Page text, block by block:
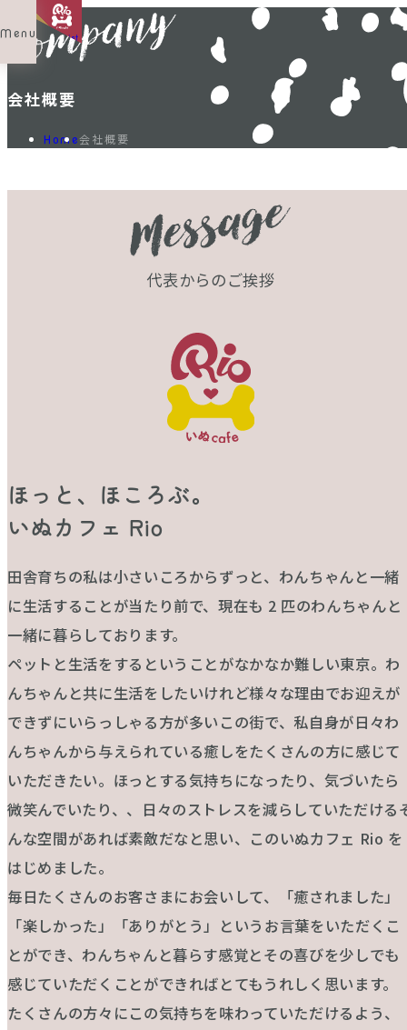
Menu Shop List
会社概要
Home会社概要
代表からのご挨拶
ほっと、ほころぶ。
いぬカフェ Rio
田舎育ちの私は小さいころからずっと、わんちゃんと一緒
に生活することが当たり前で、現在も 2 匹のわんちゃんと
一緒に暮らしております。
ペットと生活をするということがなかなか難しい東京。わ
んちゃんと共に生活をしたいけれど様々な理由でお迎えが
できずにいらっしゃる方が多いこの街で、私自身が日々わ
んちゃんから与えられている癒しをたくさんの方に感じて
いただきたい。ほっとする気持ちになったり、気づいたら
微笑んでいたり、、日々のストレスを減らしていただける
んな空間があれば素敵だなと思い、このいぬカフェ Rio を
はじめました。
毎日たくさんのお客さまにお会いして、「癒されました」
「楽しかった」「ありがとう」というお言葉をいただくこ
とができ、わんちゃんと暮らす感覚とその喜びを少しでも
感じていただくことができればとてもうれしく思います。
たくさんの方々にこの気持ちを味わっていただけるよう、